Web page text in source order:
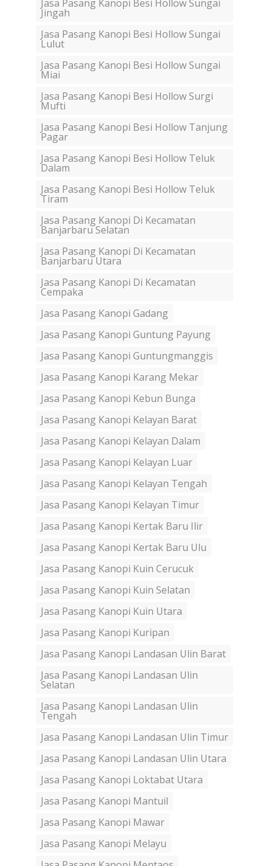
Jasa Pasang Kanopi Besi Hollow Sungai
Jingah
Jasa Pasang Kanopi Besi Hollow Sungai
Lulut
Jasa Pasang Kanopi Besi Hollow Sungai
Miai
Jasa Pasang Kanopi Besi Hollow Surgi
Mufti
Jasa Pasang Kanopi Besi Hollow Tanjung
Pagar
Jasa Pasang Kanopi Besi Hollow Teluk
Dalam
Jasa Pasang Kanopi Besi Hollow Teluk
Tiram
Jasa Pasang Kanopi Di Kecamatan
Banjarbaru Selatan
Jasa Pasang Kanopi Di Kecamatan
Banjarbaru Utara
Jasa Pasang Kanopi Di Kecamatan
Cempaka
Jasa Pasang Kanopi Gadang
Jasa Pasang Kanopi Guntung Payung
Jasa Pasang Kanopi Guntungmanggis
Jasa Pasang Kanopi Karang Mekar
Jasa Pasang Kanopi Kebun Bunga
Jasa Pasang Kanopi Kelayan Barat
Jasa Pasang Kanopi Kelayan Dalam
Jasa Pasang Kanopi Kelayan Luar
Jasa Pasang Kanopi Kelayan Tengah
Jasa Pasang Kanopi Kelayan Timur
Jasa Pasang Kanopi Kertak Baru Ilir
Jasa Pasang Kanopi Kertak Baru Ulu
Jasa Pasang Kanopi Kuin Cerucuk
Jasa Pasang Kanopi Kuin Selatan
Jasa Pasang Kanopi Kuin Utara
Jasa Pasang Kanopi Kuripan
Jasa Pasang Kanopi Landasan Ulin Barat
Jasa Pasang Kanopi Landasan Ulin
Selatan
Jasa Pasang Kanopi Landasan Ulin
Tengah
Jasa Pasang Kanopi Landasan Ulin Timur
Jasa Pasang Kanopi Landasan Ulin Utara
Jasa Pasang Kanopi Loktabat Utara
Jasa Pasang Kanopi Mantuil
Jasa Pasang Kanopi Mawar
Jasa Pasang Kanopi Melayu